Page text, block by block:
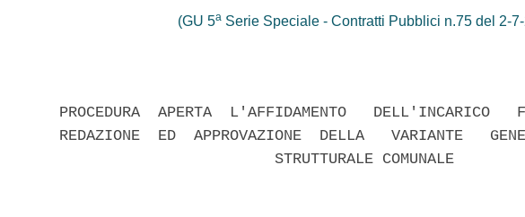
(GU 5aSerie Speciale - Contratti Pubblici n.75 del 2-
PROCEDURA  APERTA  L'AFFIDAMENTO   DELL'INCARICO
REDAZIONE  ED  APPROVAZIONE  DELLA   VARIANTE
                        STRUTTURALE COMUNALE